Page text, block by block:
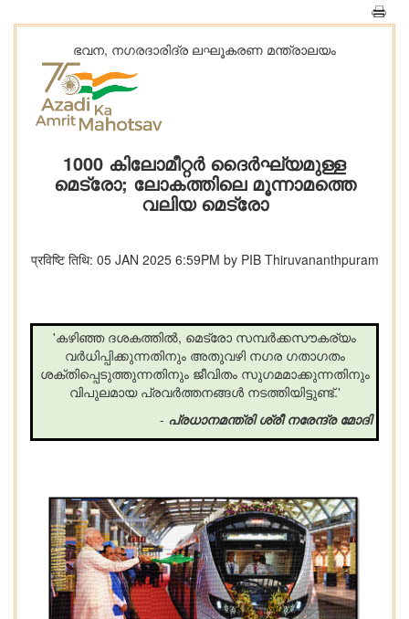
ഭവന, നഗരദാരിദ്ര ലഘൂകരണ മന്ത്രാലയം
1000 കിലോമീറ്റർ ദൈർഘ്യമുള്ള
മെട്രോ; ലോകത്തിലെ മൂന്നാമത്തെ
വലിയ മെട്രോ
प्रविष्टि तिथि: 05 JAN 2025 6:59PM by PIB Thiruvananthpuram
'കഴിഞ്ഞ ദശകത്തിൽ, മെട്രോ സമ്പർക്കസൗകര്യം
വർധിപ്പിക്കുന്നതിനും അതുവഴി നഗര ഗതാഗതം
ശക്തിപ്പെടുത്തുന്നതിനും ജീവിതം സുഗമമാക്കുന്നതിനും
വിപുലമായ പ്രവർത്തനങ്ങൾ നടത്തിയിട്ടുണ്ട്.'
- പ്രധാനമന്ത്രി ശ്രീ നരേന്ദ്ര മോദി